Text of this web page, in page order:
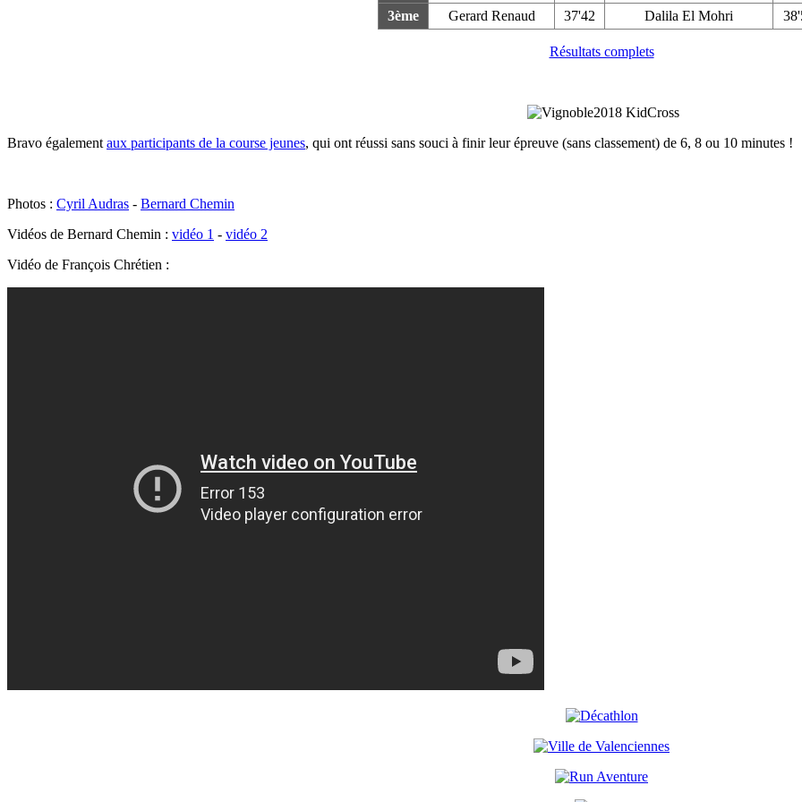
3ème Gerard Renaud 37'42 Dalila El Mohri
Résultats complets
Bravo également aux participants de la course jeunes, qui ont réussi sans souci à finir leur épreuve (sans classement) de 6, 8 ou 10 minutes !
Photos : Cyril Audras - Bernard Chemin
Vidéos de Bernard Chemin : vidéo 1 - vidéo 2
Vidéo de François Chrétien :